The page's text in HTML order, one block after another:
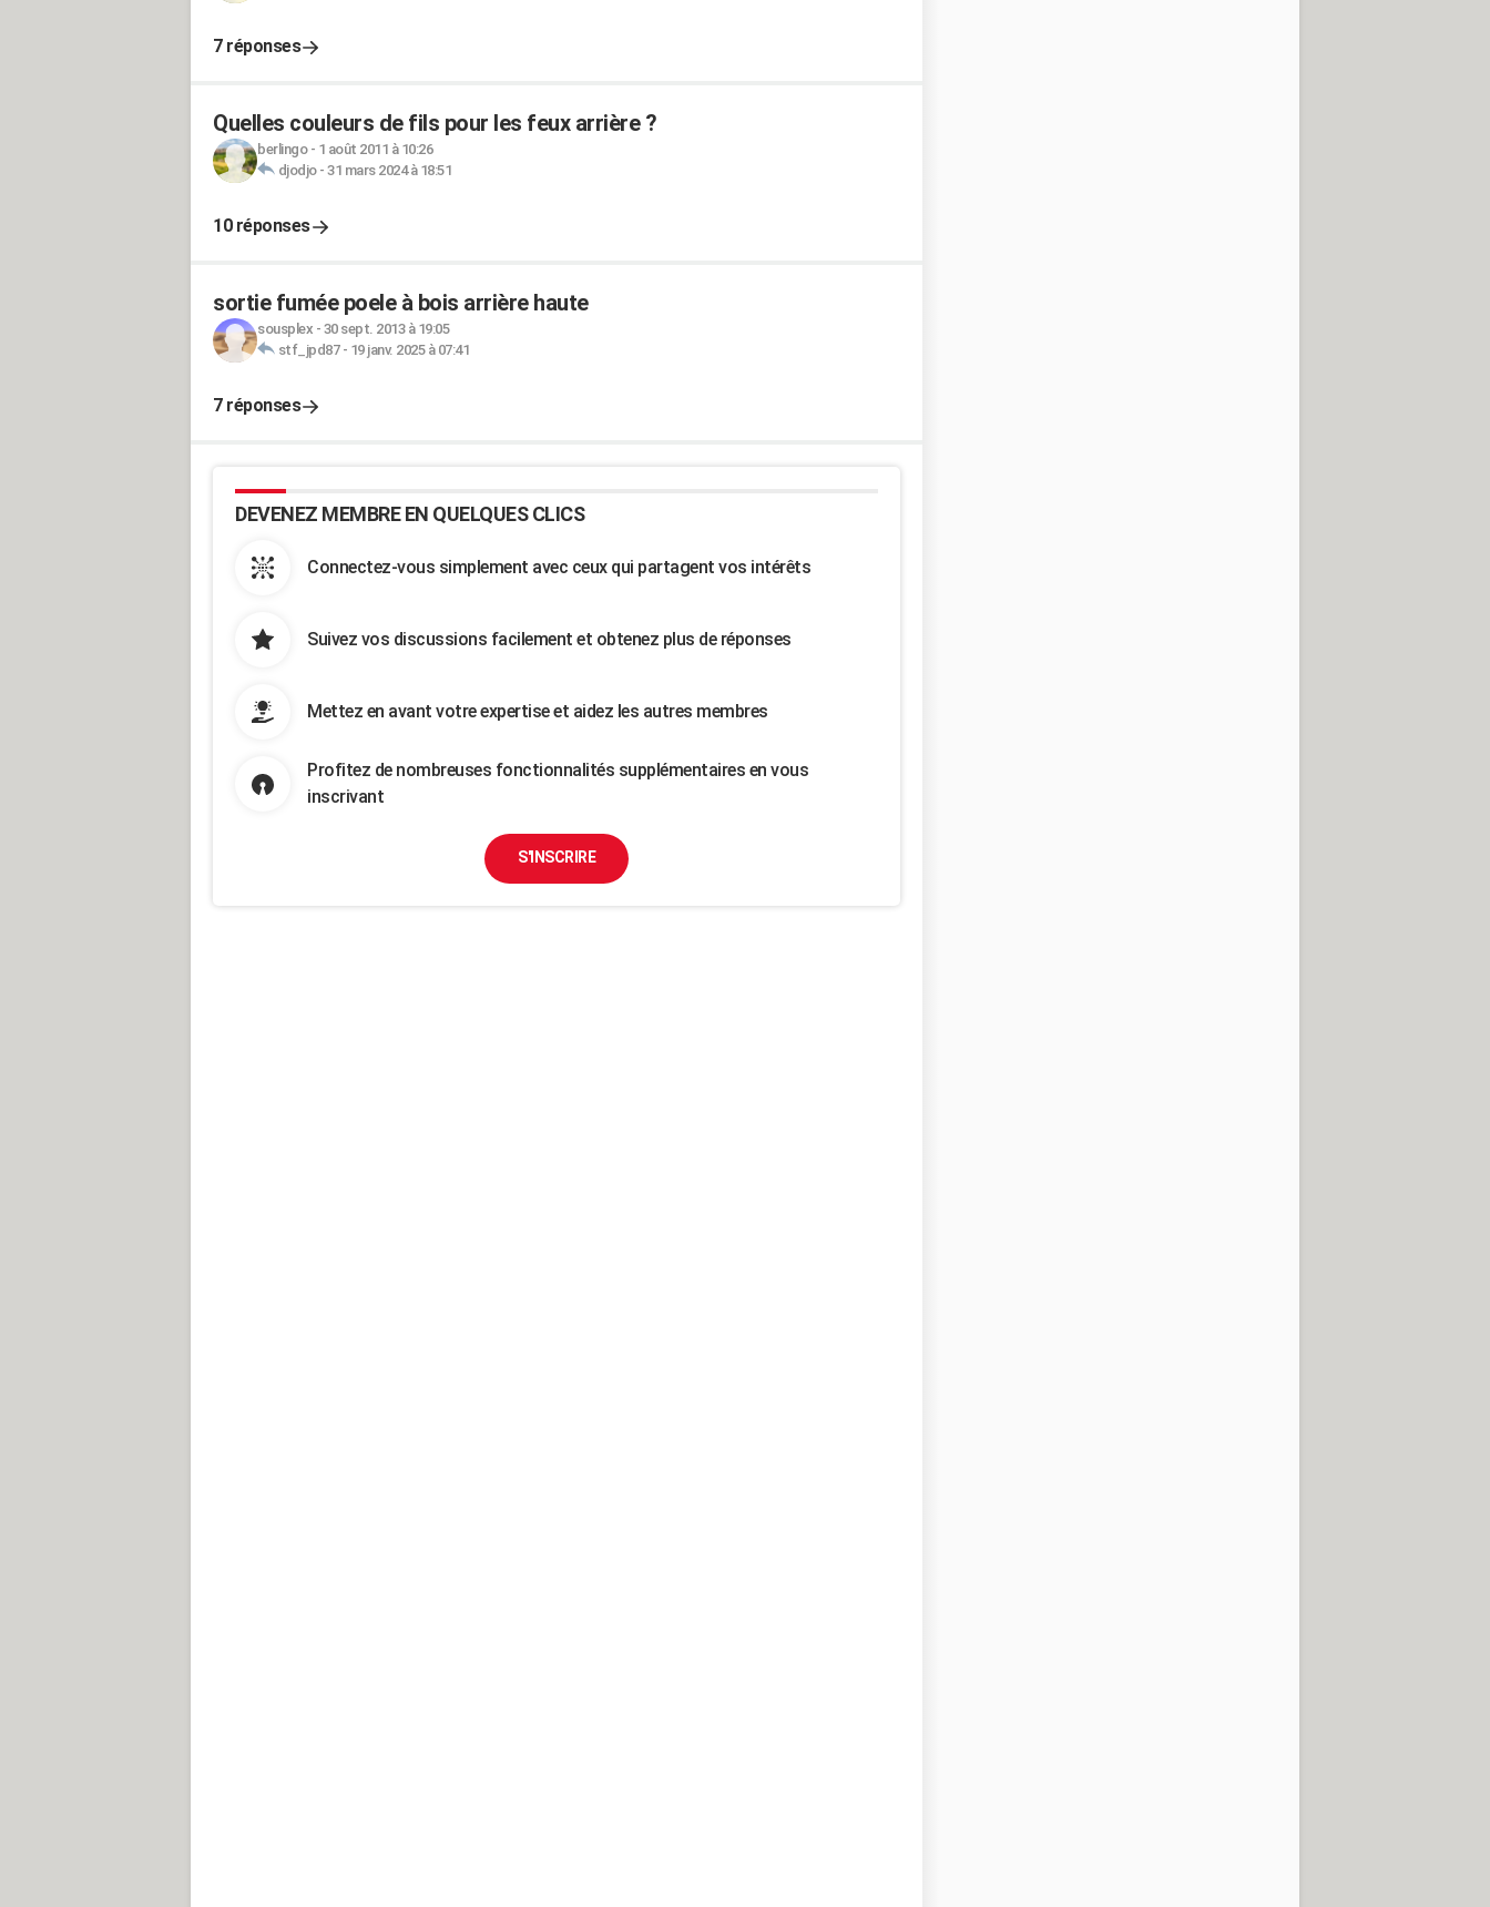
7 réponses
Quelles couleurs de fils pour les feux arrière ?
berlingo- 1 août 2011 à 10:26
djodjo- 31 mars 2024 à 18:51
10 réponses
sortie fumée poele à bois arrière haute
sousplex - 30 sept. 2013 à 19:05
stf_jpd87- 19 janv. 2025 à 07:41
7 réponses
DEVENEZ MEMBRE EN QUELQUES CLICS
Connectez-vous simplement avec ceux qui partagent vos intérêts
Suivez vos discussions facilement et obtenez plus de réponses
Mettez en avant votre expertise et aidez les autres membres
Profitez de nombreuses fonctionnalités supplémentaires en vous
inscrivant
S'INSCRIRE